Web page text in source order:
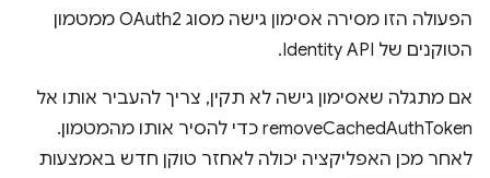
הפעולה הזו מסירה אסימון גישה מסוג OAuth2 ממטמון
הטוקנים של Identity API.
אם מתגלה שאסימון גישה לא תקין, צריך להעביר אותו אל
removeCachedAuthToken כדי להסיר אותו מהמטמון.
לאחר מכן האפליקציה יכולה לאחזר טוקן חדש באמצעות